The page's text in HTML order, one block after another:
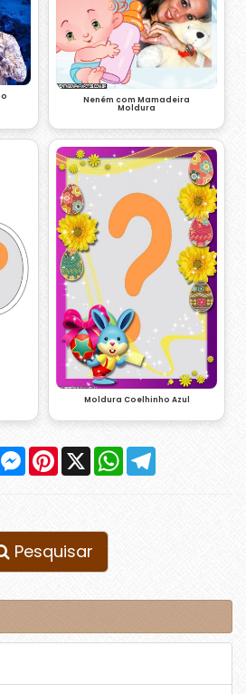
Neném com Mamadeira
Moldura
Moldura Coelhinho Azul
Messenger
Pinterest
X WhatsApp
Pesquisar